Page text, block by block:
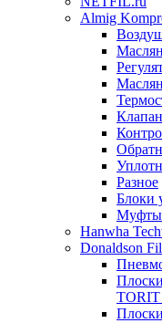
Almig
Разное
Блоки
Муфты
Hanwha
Donaldson